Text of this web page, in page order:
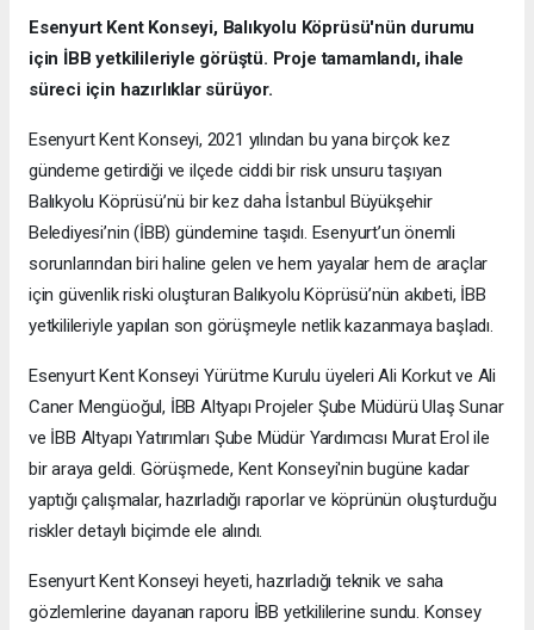
Esenyurt Kent Konseyi, Balıkyolu Köprüsü'nün durumu
için İBB yetkilileriyle görüştü. Proje tamamlandı, ihale
süreci için hazırlıklar sürüyor.
Esenyurt Kent Konseyi, 2021 yılından bu yana birçok kez
gündeme getirdiği ve ilçede ciddi bir risk unsuru taşıyan
Balıkyolu Köprüsü’nü bir kez daha İstanbul Büyükşehir
Belediyesi’nin (İBB) gündemine taşıdı. Esenyurt’un önemli
sorunlarından biri haline gelen ve hem yayalar hem de araçlar
için güvenlik riski oluşturan Balıkyolu Köprüsü’nün akıbeti, İBB
yetkilileriyle yapılan son görüşmeyle netlik kazanmaya başladı.
Esenyurt Kent Konseyi Yürütme Kurulu üyeleri Ali Korkut ve Ali
Caner Mengüoğul, İBB Altyapı Projeler Şube Müdürü Ulaş Sunar
ve İBB Altyapı Yatırımları Şube Müdür Yardımcısı Murat Erol ile
bir araya geldi. Görüşmede, Kent Konseyi'nin bugüne kadar
yaptığı çalışmalar, hazırladığı raporlar ve köprünün oluşturduğu
riskler detaylı biçimde ele alındı.
Esenyurt Kent Konseyi heyeti, hazırladığı teknik ve saha
gözlemlerine dayanan raporu İBB yetkililerine sundu. Konsey